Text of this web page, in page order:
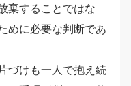
棄することではな
めに必要な判断であ
づけも一人で抱え続